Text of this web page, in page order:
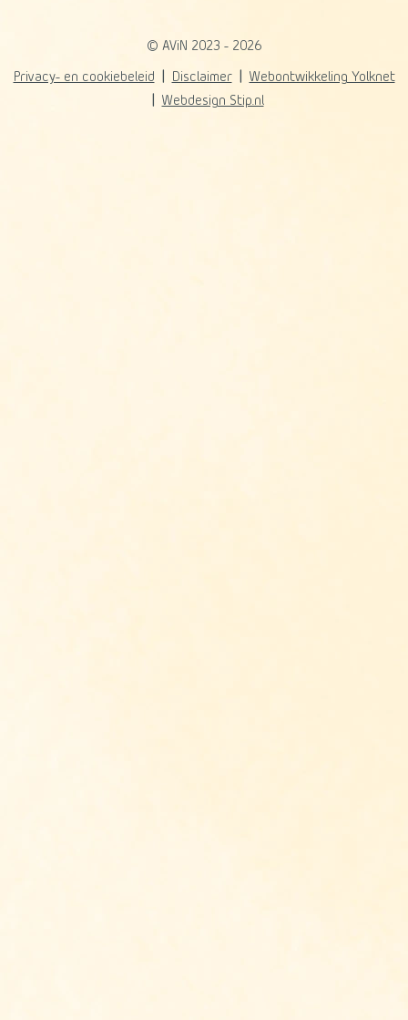
© AViN 2023 - 2026
Privacy- en cookiebeleid Disclaimer
Webontwikkeling Yolknet
Webdesign Stip.nl